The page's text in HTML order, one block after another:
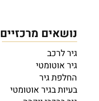
נושאים מרכזיים
גיר לרכב
גיר אוטומטי
החלפת גיר
בעיות בגיר אוטומטי